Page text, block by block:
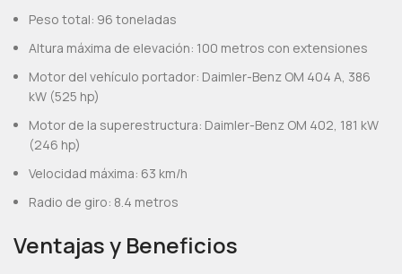
Peso total: 96 toneladas
Altura máxima de elevación: 100 metros con extensiones
Motor del vehículo portador: Daimler-Benz OM 404 A, 386
kW (525 hp)
Motor de la superestructura: Daimler-Benz OM 402, 181 kW
(246 hp)
Velocidad máxima: 63 km/h
Radio de giro: 8.4 metros
Ventajas y Beneficios